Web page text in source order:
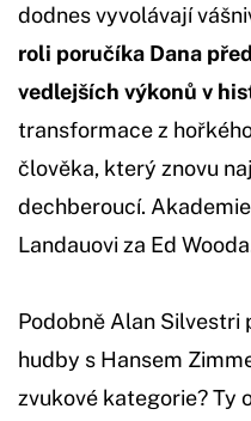
dodnes vyvolávají
roli poručíka Dana
vedlejších výkonů v
transformace z
člověka, který znovu
dechberoucí.
Landauovi za Ed
Podobně Alan
hudby s Hansem
zvukové kategorie? Ty